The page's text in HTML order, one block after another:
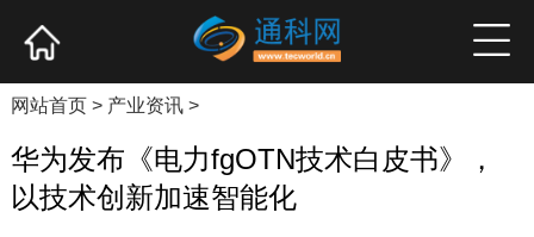
产业资讯 企业新品 高端访谈
网站首页> 产业资讯>
华为发布《电力fgOTN技术白皮书》，
以技术创新加速智能化